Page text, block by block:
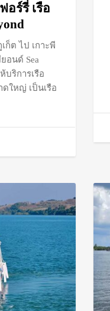
อร์รี่ เรือ
ก็ต ไป เกาะพี
อนด์ Sea
บริการเรือ
ใหญ่ เป็นเรือ